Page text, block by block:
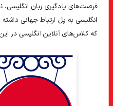
فرصت‌های یادگیری زبان
انگلیسی به پل ارتباط جهانی
که کلاس‌های آنلاین انگلیسی در